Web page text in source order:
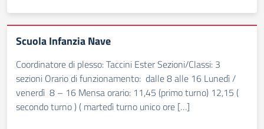
Scuola Infanzia Nave
Coordinatore di plesso: Taccini Ester Sezioni/Classi: 3
sezioni Orario di funzionamento: dalle 8 alle 16 Lunedì /
venerdì 8 – 16 Mensa orario: 11,45 (primo turno) 12,15 (
secondo turno ) ( martedì turno unico ore […]